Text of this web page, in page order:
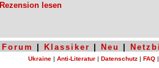
Rezension lesen
Forum Klassiker Neu
Ukraine | Anti-Literatur | Datenschutz | FAQ